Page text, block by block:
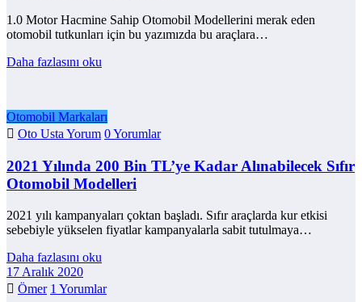
1.0 Motor Hacmine Sahip Otomobil Modellerini merak eden
otomobil tutkunları için bu yazımızda bu araçlara…
Daha fazlasını oku
Otomobil Markaları
Oto Usta Yorum 0 Yorumlar
2021 Yılında 200 Bin TL’ye Kadar Alınabilecek Sıfır
Otomobil Modelleri
2021 yılı kampanyaları çoktan başladı. Sıfır araçlarda kur etkisi
sebebiyle yükselen fiyatlar kampanyalarla sabit tutulmaya…
Daha fazlasını oku
17 Aralık 2020
Ömer 1 Yorumlar